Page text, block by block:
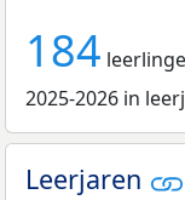
184
2025-2026 in
Leerjaren